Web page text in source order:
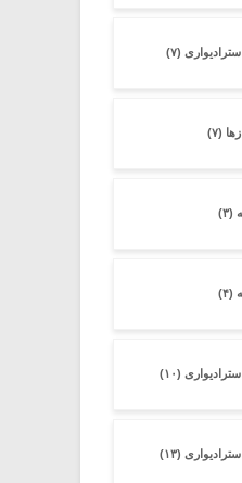
(۷)
(۷)
(۳)
(۴)
(۱۰)
(۱۳)